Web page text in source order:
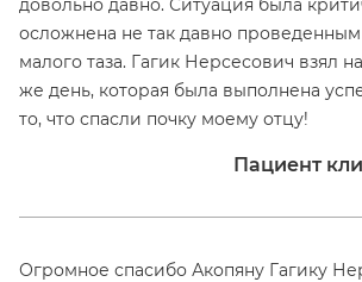
довольно давно. Ситуация была
осложнена не так давно
малого таза. Гагик Нерсесович взял
же день, которая была выполнена
то, что спасли почку моему отцу!
Пациент
Огромное спасибо Акопяну Гагику